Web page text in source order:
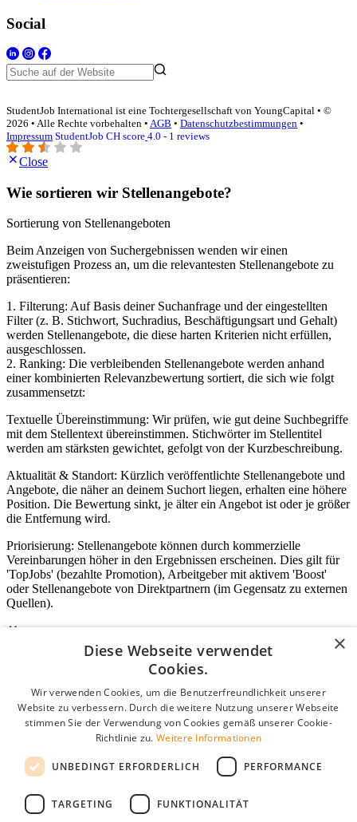
Social
StudentJob International ist eine Tochtergesellschaft von YoungCapital • ©
2026 • Alle Rechte vorbehalten • AGB • Datenschutzbestimmungen •
Impressum StudentJob CH score 4.0 - 1 reviews
Close
Wie sortieren wir Stellenangebote?
Sortierung von Stellenangeboten
Beim Anzeigen von Suchergebnissen wenden wir einen
zweistufigen Prozess an, um die relevantesten Stellenangebote zu
präsentieren:
1. Filterung: Auf Basis deiner Suchanfrage und der eingestellten
Filter (z. B. Stichwort, Suchradius, Beschäftigungsart und Gehalt)
werden Stellenangebote, die diese harten Kriterien nicht erfüllen,
ausgeschlossen.
2. Ranking: Die verbleibenden Stellenangebote werden anhand
einer kombinierten Relevanzbewertung sortiert, die sich wie folgt
zusammensetzt:
Textuelle Übereinstimmung: Wir prüfen, wie gut deine Suchbegriffe
mit dem Stellentext übereinstimmen. Stichwörter im Stellentitel
werden am stärksten gewichtet, gefolgt von der Kurzbeschreibung.
Aktualität & Standort: Kürzlich veröffentlichte Stellenangebote und
Angebote, die näher an deinem Suchort liegen, erhalten eine höhere
Position. Die Bewertung sinkt, je älter ein Angebot ist oder je größer
die Entfernung wird.
Priorisierung: Stellenangebote können durch kommerzielle
Vereinbarungen höher in den Ergebnissen erscheinen. Dies gilt für
'TopJobs' (bezahlte Promotion), Arbeitgeber mit aktivem 'Boost'
oder Stellenangebote von Direktpartnern (im Gegensatz zu externen
Quellen).
Login für Unternehmen
E-Mail*
Passwort
Angemeldet bleiben
Passwort vergessen?
×
Diese Webseite verwendet
Cookies.
Wir verwenden Cookies, um die Benutzerfreundlichkeit unserer
Website zu verbessern. Durch die weitere Nutzung unserer Webseite
stimmen Sie der Verwendung von Cookies gemäß unserer Cookie-
Richtlinie zu. Weitere Informationen
UNBEDINGT ERFORDERLICH PERFORMANCE
TARGETING FUNKTIONALITÄT